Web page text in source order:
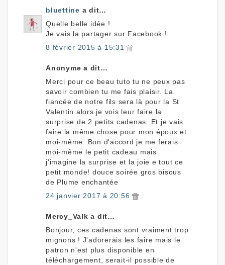
bluettine a dit…
Quelle belle idée !
Je vais la partager sur Facebook !
8 février 2015 à 15:31
Anonyme a dit…
Merci pour ce beau tuto tu ne peux pas
savoir combien tu me fais plaisir. La
fiancée de notre fils sera là pour la St
Valentin alors je vois leur faire la
surprise de 2 petits cadenas. Et je vais
faire la même chose pour mon époux et
moi-même. Bon d'accord je me ferais
moi-même le petit cadeau mais
j'imagine la surprise et la joie e tout ce
petit monde! douce soirée gros bisous
de Plume enchantée
24 janvier 2017 à 20:56
Mercy_Valk a dit…
Bonjour, ces cadenas sont vraiment trop
mignons ! J'adorerais les faire mais le
patron n'est plus disponible en
téléchargement, serait-il possible de